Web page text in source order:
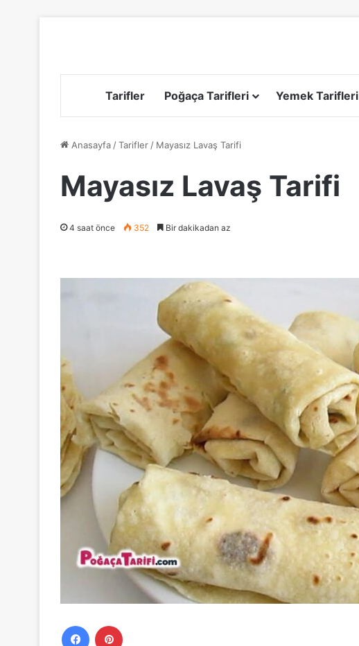
Tarifler Poğaça Tarifleri Yemek Tarifleri
Anasayfa /Tarifler / Mayasız Lavaş Tarifi
Mayasız Lavaş Tarifi
4 saat önce 352 Bir dakikadan az
Facebook